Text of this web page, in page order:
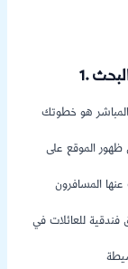
المباشر هو خطوتك
ظهور الموقع على
المسافرون
للعائلات في